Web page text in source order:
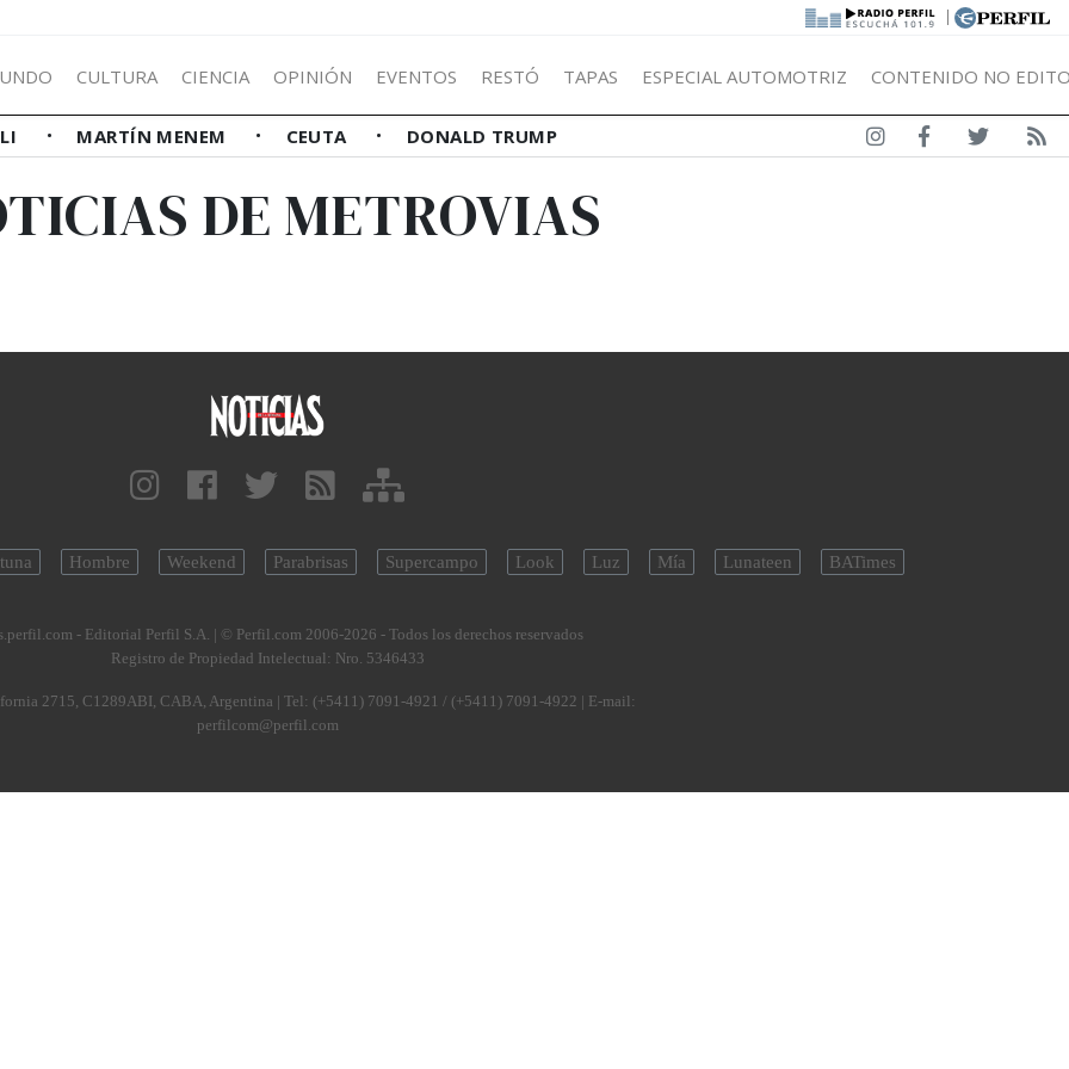
|
CULTURA CIENCIA OPINIÓN EVENTOS RESTÓ TAPAS ESPECIAL AUTOMOTRIZ CONTENIDO NO
MARTÍN MENEM CEUTA DONALD TRUMP
DE METROVIAS
Hombre Weekend Parabrisas Supercampo Look Luz Mía Lunateen BATimes
- Editorial Perfil S.A. | © Perfil.com 2006-2026 - Todos los derechos reservados
Registro de Propiedad Intelectual: Nro. 5346433
2715, C1289ABI, CABA, Argentina | Tel: (+5411) 7091-4921 / (+5411) 7091-4922 | E-mail:
perfilcom@perfil.com